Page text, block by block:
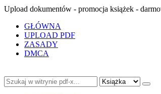
Upload dokumentów - promocja książek -
GŁÓWNA
UPLOAD PDF
ZASADY
DMCA